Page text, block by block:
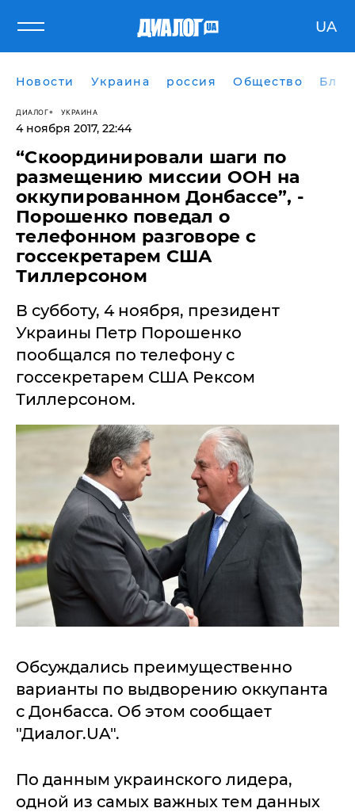
UA
Новости Украина россия Общество
ДИАЛОГ УКРАИНА
4 ноября 2017, 22:44
“Скоординировали шаги по
размещению миссии ООН на
оккупированном Донбассе”, -
Порошенко поведал о
телефонном разговоре с
госсекретарем США
Тиллерсоном
​В субботу, 4 ноября, президент
Украины Петр Порошенко
пообщался по телефону с
госсекретарем США Рексом
Тиллерсоном.
Обсуждались преимущественно
варианты по выдворению оккупанта
с Донбасса. Об этом сообщает
"Диалог.UA".
По данным украинского лидера,
одной из самых важных тем данных